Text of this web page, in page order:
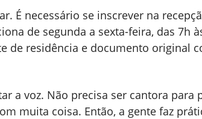
É necessário se inscrever na
de segunda a sexta-feira, das 7h
de residência e documento original
a voz. Não precisa ser cantora para
muita coisa. Então, a gente faz